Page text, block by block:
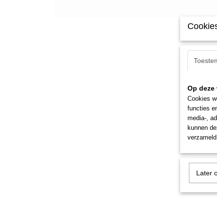
Op
Cookies
functies
media-,
kunnen
Later